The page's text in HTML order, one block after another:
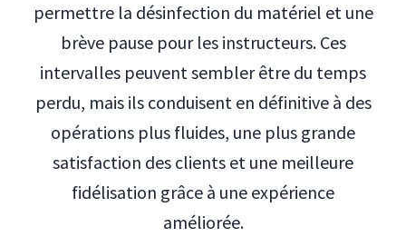
permettre la désinfection du matériel et une
brève pause pour les instructeurs. Ces
intervalles peuvent sembler être du temps
perdu, mais ils conduisent en définitive à des
opérations plus fluides, une plus grande
satisfaction des clients et une meilleure
fidélisation grâce à une expérience
améliorée.